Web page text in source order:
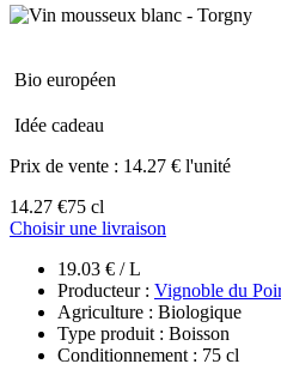
Bio européen
Idée cadeau
Prix de vente : 14.27 € l'unité
14.27 €75 cl
Choisir une livraison
19.03 € / L
Producteur : Vignoble du
Agriculture : Biologique
Type produit : Boisson
Conditionnement : 75 cl